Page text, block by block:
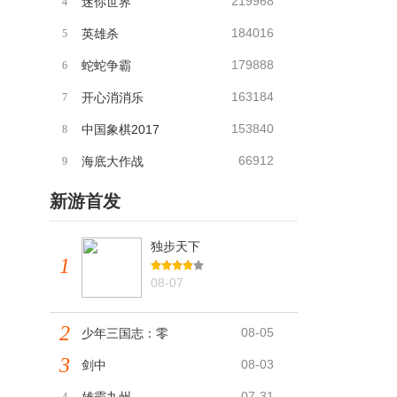
5 英雄杀 184016
6 蛇蛇争霸 179888
7 开心消消乐 163184
8 中国象棋2017 153840
9 海底大作战 66912
新游首发
1
独步天下
08-07
2 少年三国志：零 08-05
3 剑中 08-03